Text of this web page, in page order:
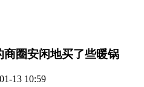
圈安闲地买了些暖锅
13 10:59